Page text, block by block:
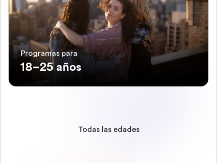
Programas para
18–25 años
Todas las edades